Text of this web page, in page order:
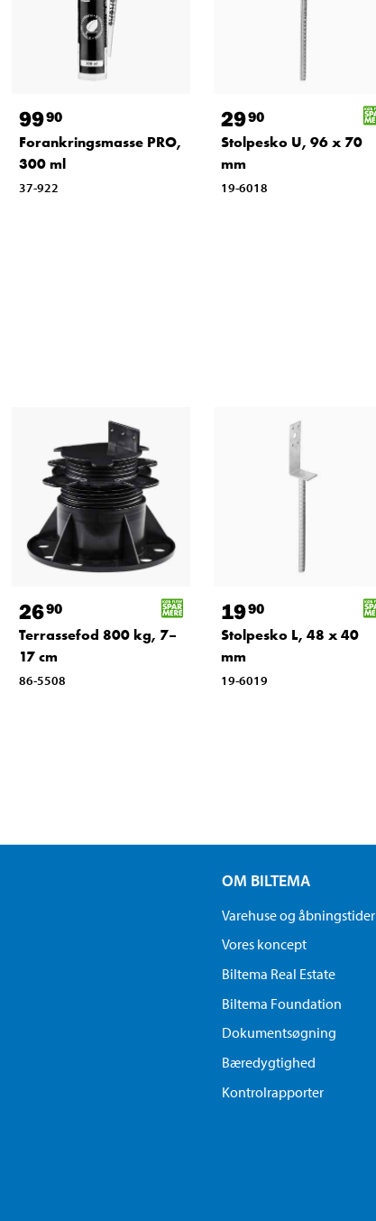
9990
Forankringsmasse PRO,
300 ml
37-922
2990
Stolpesko U, 96 x 70
mm
19-6018
2690
Terrassefod 800 kg, 7–
17 cm
86-5508
1990
Stolpesko L, 48 x 40
mm
19-6019
OM BILTEMA
Varehuse og åbningstider
Vores koncept
Biltema Real Estate
Biltema Foundation
Dokumentsøgning
Bæredygtighed
Kontrolrapporter